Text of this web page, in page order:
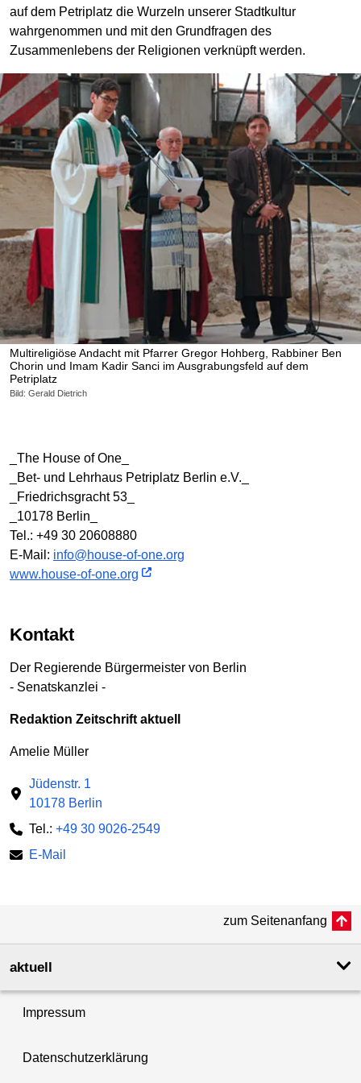
Multireligiöse Andacht mit Pfarrer Gregor Hohberg, Rabbiner Ben
Chorin und Imam Kadir Sanci im Ausgrabungsfeld auf dem
Petriplatz
Bild: Gerald Dietrich
auf dem Petriplatz die Wurzeln unserer Stadtkultur
wahrgenommen und mit den Grundfragen des
Zusammenlebens der Religionen verknüpft werden.
_The House of One_
_Bet- und Lehrhaus Petriplatz Berlin e.V._
_Friedrichsgracht 53_
_10178 Berlin_
Tel.: +49 30 20608880
E-Mail: info@house-of-one.org
www.house-of-one.org
Kontakt
Der Regierende Bürgermeister von Berlin
- Senatskanzlei -
Redaktion Zeitschrift aktuell
Amelie Müller
Jüdenstr. 1
10178 Berlin
Tel.: +49 30 9026-2549
E-Mail
zum Seitenanfang
aktuell
Impressum
Datenschutzerklärung